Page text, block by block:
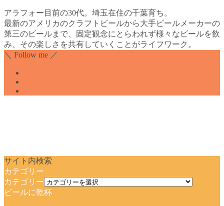
アラフォー目前の30代。埼玉在住の千葉育ち。
最新のアメリカのクラフトビールから大手ビールメーカーの
第三のビールまで、固定観念にとらわれず様々なビールを飲
み、その楽しさを共有していくことがライフワーク。
＼ Follow me ／
サイト内検索
カテゴリー
カテゴリー
ビールに乾杯